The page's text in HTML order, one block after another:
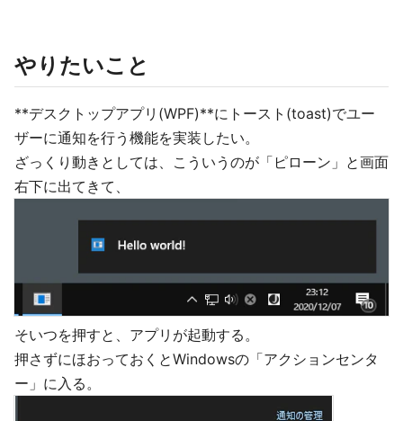
やりたいこと
**デスクトップアプリ(WPF)**にトースト(toast)でユー
ザーに通知を行う機能を実装したい。
ざっくり動きとしては、こういうのが「ピローン」と画面
右下に出てきて、
そいつを押すと、アプリが起動する。
押さずにほおっておくとWindowsの「アクションセンタ
ー」に入る。